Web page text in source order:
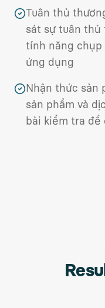
Tuân thủ
sát sự tuân thủ
tính năng
ứng dụng
Nhận thức sản
sản phẩm và
bài kiểm tra để